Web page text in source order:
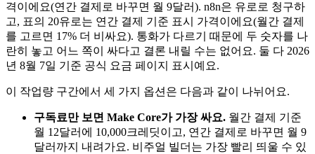
격이에요(연간 결제로 바꾸면 월 9달러). n8n은 유로로 청구하
고, 표의 20유로는 연간 결제 기준 표시 가격이에요(월간 결제
를 고르면 17% 더 비싸요). 통화가 다르기 때문에 두 숫자를 나
란히 놓고 어느 쪽이 싸다고 결론 내릴 수는 없어요. 둘 다 2026
년 8월 7일 기준 공식 요금 페이지 표시예요.
이 작업량 구간에서 세 가지 옵션은 다음과 같이 나뉘어요.
구독료만 보면 Make Core가 가장 싸요. 월간 결제 기준
월 12달러에 10,000크레딧이고, 연간 결제로 바꾸면 월 9
달러까지 내려가요. 비주얼 빌더는 가장 빨리 띄울 수 있